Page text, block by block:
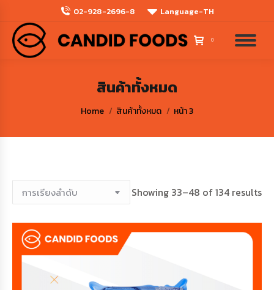
02-928-2696-8 Language-TH
0
สินค้าทั้งหมด
You are here:
Home สินค้าทั้งหมด หน้า 3
Showing 33–48 of 134 results